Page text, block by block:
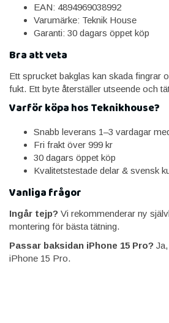
EAN: 4894969038992
Varumärke: Teknik House
Garanti: 30 dagars öppet köp
Bra att veta
Ett sprucket bakglas kan skada fingrar
fukt. Ett byte återställer utseende och
Varför köpa hos Teknikhouse?
Snabb leverans 1–3 vardagar
Fri frakt över 999 kr
30 dagars öppet köp
Kvalitetstestade delar & svensk
Vanliga frågor
Ingår tejp? Vi rekommenderar ny
montering för bästa tätning.
Passar baksidan iPhone 15 Pro?
iPhone 15 Pro.